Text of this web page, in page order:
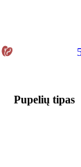
Pupelių tipas